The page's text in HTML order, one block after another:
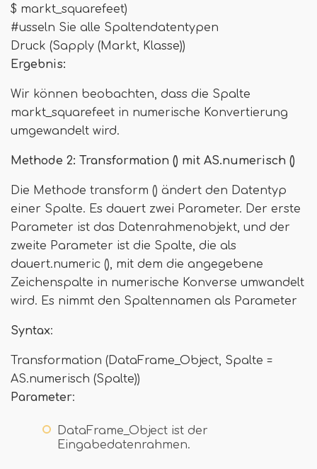
$ markt_squarefeet)
#usseln Sie alle Spaltendatentypen
Druck (Sapply (Markt, Klasse))
Ergebnis:
Wir können beobachten, dass die Spalte
markt_squarefeet in numerische Konvertierung
umgewandelt wird.
Methode 2: Transformation () mit AS.numerisch ()
Die Methode transform () ändert den Datentyp
einer Spalte. Es dauert zwei Parameter. Der erste
Parameter ist das Datenrahmenobjekt, und der
zweite Parameter ist die Spalte, die als
dauert.numeric (), mit dem die angegebene
Zeichenspalte in numerische Konverse umwandelt
wird. Es nimmt den Spaltennamen als Parameter
Syntax:
Transformation (DataFrame_Object, Spalte =
AS.numerisch (Spalte))
Parameter:
DataFrame_Object ist der
Eingabedatenrahmen.